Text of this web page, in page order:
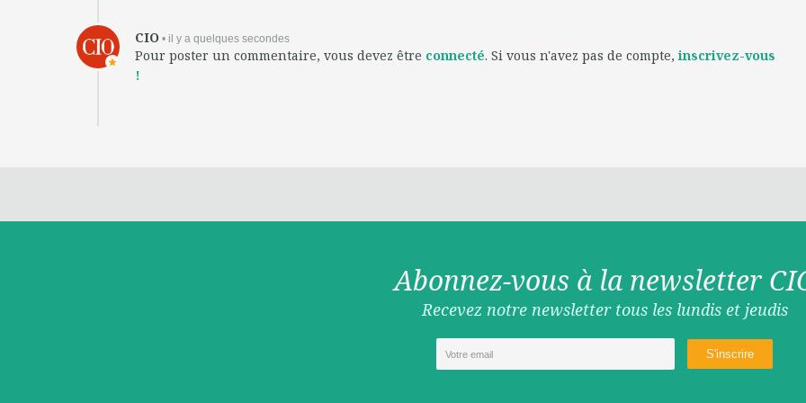
CIO • il y a quelques secondes
Pour poster un commentaire, vous devez être connecté. Si vous n'avez pas de compte,inscrivez-vous
!
Abonnez-vous à la newsletter
Recevez notre newsletter tous les lundis et jeudis